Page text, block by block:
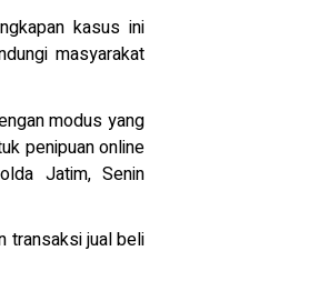
kasus ini
masyarakat
modus yang
penipuan online
Jatim, Senin
transaksi jual beli